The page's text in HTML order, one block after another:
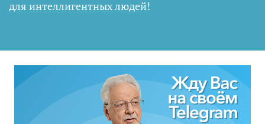
для интеллигентных людей!